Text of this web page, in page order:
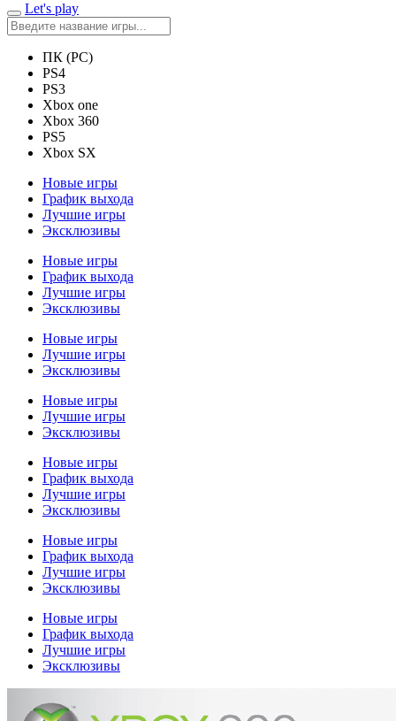
Let's play
ПК (PC)
PS4
PS3
Xbox one
Xbox 360
PS5
Xbox SX
Новые игры
График выхода
Лучшие игры
Эксклюзивы
Новые игры
График выхода
Лучшие игры
Эксклюзивы
Новые игры
Лучшие игры
Эксклюзивы
Новые игры
Лучшие игры
Эксклюзивы
Новые игры
График выхода
Лучшие игры
Эксклюзивы
Новые игры
График выхода
Лучшие игры
Эксклюзивы
Новые игры
График выхода
Лучшие игры
Эксклюзивы